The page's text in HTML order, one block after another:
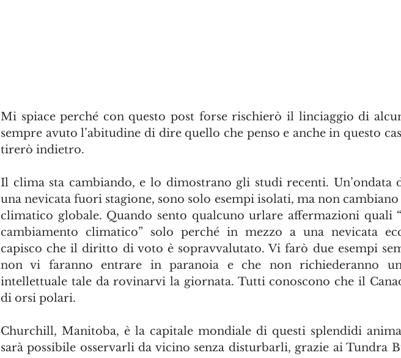
Mi spiace perché con questo post forse rischierò il linciaggio di
sempre avuto l’abitudine di dire quello che penso e anche in questo
tirerò indietro.
Il clima sta cambiando, e lo dimostrano gli studi recenti. Un’ondata
una nevicata fuori stagione, sono solo esempi isolati, ma non
climatico globale. Quando sento qualcuno urlare affermazioni quali
cambiamento climatico” solo perché in mezzo a una nevicata
capisco che il diritto di voto è sopravvalutato. Vi farò due esempi
non vi faranno entrare in paranoia e che non richiederanno
intellettuale tale da rovinarvi la giornata. Tutti conoscono che il
di orsi polari.
Churchill, Manitoba, è la capitale mondiale di questi splendidi
sarà possibile osservarli da vicino senza disturbarli, grazie ai Tundra